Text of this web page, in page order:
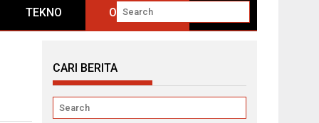
TEKNO OTOMOTIF
CARI BERITA